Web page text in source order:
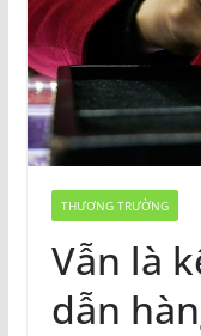
THƯƠNG TRƯỜNG
Vẫn là
dẫn